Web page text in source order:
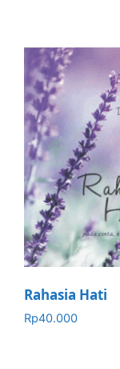
Rahasia Hati
Rp40.000